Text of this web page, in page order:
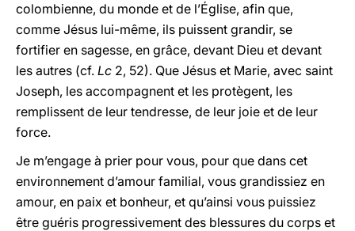
colombienne, du monde et de l’Église, afin que,
comme Jésus lui-même, ils puissent grandir, se
fortifier en sagesse, en grâce, devant Dieu et devant
les autres (cf. Lc 2, 52). Que Jésus et Marie, avec saint
Joseph, les accompagnent et les protègent, les
remplissent de leur tendresse, de leur joie et de leur
force.
Je m’engage à prier pour vous, pour que dans cet
environnement d’amour familial, vous grandissiez en
amour, en paix et bonheur, et qu’ainsi vous puissiez
être guéris progressivement des blessures du corps et